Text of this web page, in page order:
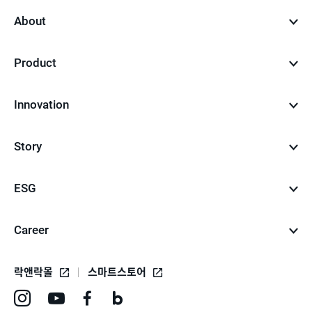
About
Product
Innovation
Story
ESG
Career
락앤락몰 스마트스토어